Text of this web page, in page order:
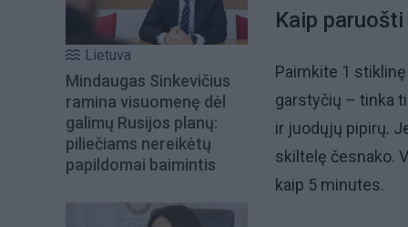
Lietuva
Mindaugas Sinkevičius
ramina visuomenę dėl
galimų Rusijos planų:
piliečiams nereikėtų
papildomai baimintis
Kaip
Paimkite 1
garstyčių – tinka
ir juodųjų pipirų.
skiltelę česnako.
kaip 5 minutes.